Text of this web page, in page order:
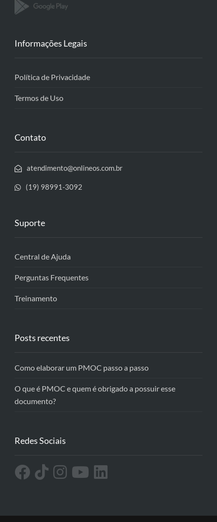
Informações Legais
Política de Privacidade
Termos de Uso
Contato
atendimento@onlineos.com.br
(19) 98991-3092
Suporte
Central de Ajuda
Perguntas Frequentes
Treinamento
Posts recentes
Como elaborar um PMOC passo a passo
O que é PMOC e quem é obrigado a possuir esse
documento?
Redes Sociais